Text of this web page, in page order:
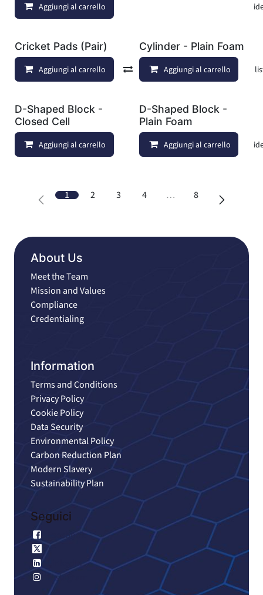
Aggiungi al carrello Aggiungi alla lista dei
Cricket Pads (Pair)
Aggiungi al carrello Confronta Aggiungi alla
Cylinder - Plain Foam
Aggiungi al carrello
D-Shaped Block -
Closed Cell
Aggiungi al carrello Aggiungi alla lista dei
D-Shaped Block -
Plain Foam
Aggiungi al carrello
1 2 3 4 … 8
About Us
Meet the Team
Mission and Values
Compliance
Credentialing
Information
Terms and Conditions
Privacy Policy
Cookie Policy
Data Security
Environmental Policy
Carbon Reduction Plan
Modern Slavery
Sustainability Plan
Seguici
Facebook
X
LinkedIn
Instagram